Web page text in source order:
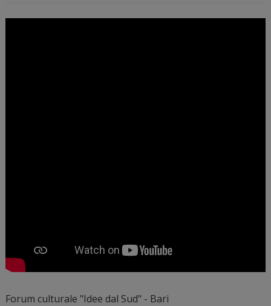
Forum culturale "Idee dal Sud" - Bari